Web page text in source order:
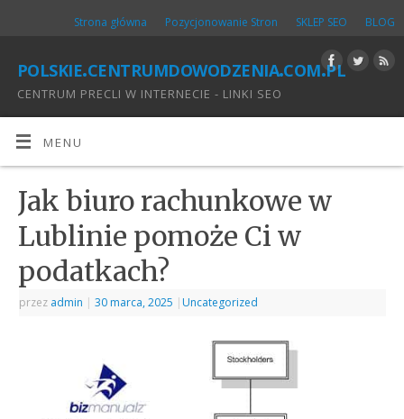
Strona główna Pozycjonowanie Stron SKLEP SEO BLOG
polskie.centrumdowodzenia.com.pl
CENTRUM PRECLI W INTERNECIE - LINKI SEO
MENU
Jak biuro rachunkowe w
Lublinie pomoże Ci w
podatkach?
przez admin | 30 marca, 2025 | Uncategorized